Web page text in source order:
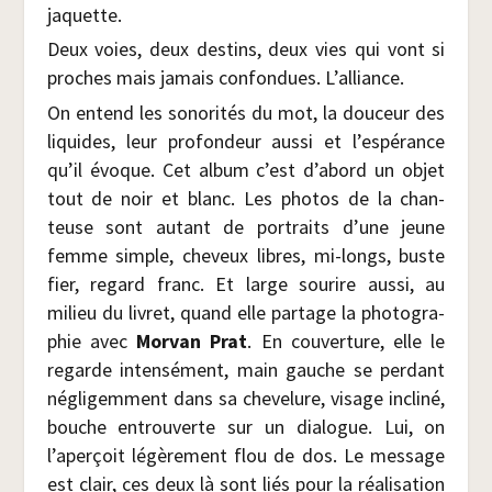
jaquette.
Deux voies, deux des­tins, deux vies qui vont si
proches mais jamais confon­dues. L’alliance.
On entend les sono­ri­tés du mot, la dou­ceur des
liquides, leur pro­fon­deur aus­si et l’espérance
qu’il évoque. Cet album c’est d’abord un objet
tout de noir et blanc. Les pho­tos de la chan­
teuse sont autant de por­traits d’une jeune
femme simple, che­veux libres, mi-longs, buste
fier, regard franc. Et large sou­rire aus­si, au
milieu du livret, quand elle par­tage la pho­to­gra­
phie avec Mor­van Prat. En cou­ver­ture, elle le
regarde inten­sé­ment, main gauche se per­dant
négli­gem­ment dans sa che­ve­lure, visage incli­né,
bouche entrou­verte sur un dia­logue. Lui, on
l’aperçoit légè­re­ment flou de dos. Le mes­sage
est clair, ces deux là sont liés pour la réa­li­sa­tion